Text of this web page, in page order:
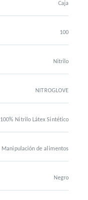
Caja
100
Nitrilo
NITROGLOVE
100% Nitrilo Látex Sintético
Manipulación de alimentos
Negro